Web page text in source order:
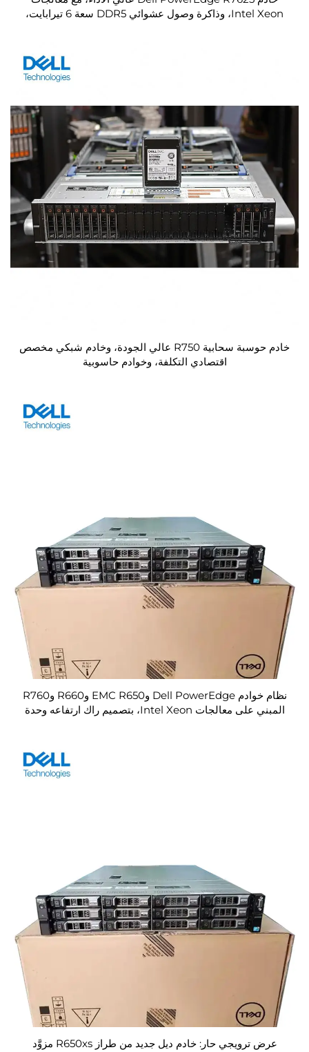
Intel Xeon، وذاكرة وصول عشوائي DDR5 سعة 6 تيرابايت،
خادم حوسبة سحابية R750 عالي الجودة، وخادم شبكي مخصص
اقتصادي التكلفة، وخوادم حاسوبية
نظام خوادم Dell PowerEdge وEMC R650 وR660 وR760
المبني على معالجات Intel Xeon، بتصميم راك ارتفاعه وحدة
المؤسسية (ERP)، وشراء خوادم التخزين المدعومة بالذكاء
عرض ترويجي حار: خادم ديل جديد من طراز R650xs مزوَّد